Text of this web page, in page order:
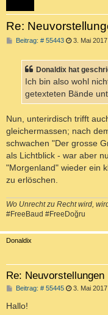
Re:
Beitrag: # 55443B
r
a
3. Mai
Donaldix hat
Ich bin also wohl
getexteten Bände
Nun, unterirdisch trifft
gleichermassen; nach
schwachen "Der grosse
als Lichtblick - war aber
"Morgenland" wieder ein
zu erlöschen.
Wo Unrecht zu Recht wird,
#FreeBaud #FreeDoğru
Donaldix
Re: Neuvorstellungen
Beitrag: # 55445B 3. Mai
Hallo!